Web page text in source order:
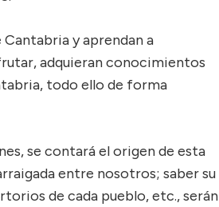
y aprendan a
adquieran conocimientos
todo ello de forma
se contará el origen de esta
entre nosotros; saber su
de cada pueblo, etc., serán